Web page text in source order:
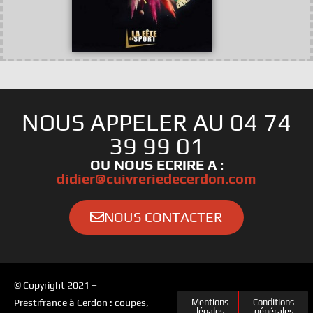
NOUS APPELER AU 04 74
39 99 01
OU NOUS ECRIRE A :
didier@cuivreriedecerdon.com
NOUS CONTACTER
© Copyright 2021 –
Prestifrance à Cerdon : coupes,
Mentions
Conditions